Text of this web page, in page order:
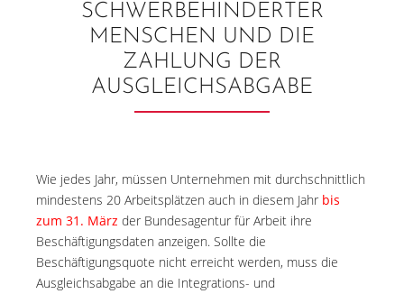
SCHWERBEHINDERTER
MENSCHEN UND DIE
ZAHLUNG DER
AUSGLEICHSABGABE
Wie jedes Jahr, müssen Unternehmen mit durchschnittlich
mindestens 20 Arbeitsplätzen auch in diesem Jahr bis
zum 31. März der Bundesagentur für Arbeit ihre
Beschäftigungsdaten anzeigen. Sollte die
Beschäftigungsquote nicht erreicht werden, muss die
Ausgleichsabgabe an die Integrations- und